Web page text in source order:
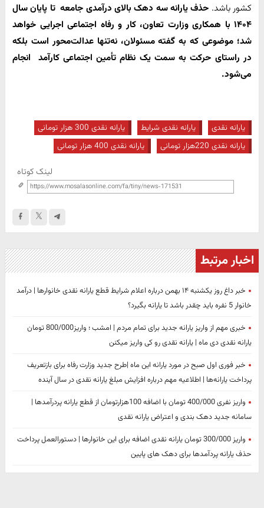
کشور باشد. حذف یارانه سه دهک بالای درآمدی جامعه تا پایان سال
۱۴۰۴ با همکاری وزارت تعاون، کار و رفاه اجتماعی اجرایی خواهد
شد؛ موضوعی که به گفته مسئولان، نه‌تنها عدالت‌محور است بلکه
در راستای حرکت به سمت یک نظام تأمین اجتماعی کارآمد انجام
می‌شود.
یارانه نقدی یارانه نقدی شرایط
یارانه نقدی 300 هزار تومانی
یارانه نقدی 220هزار تومانی
یارانه نقدی 400 هزار تومانی
لینک کوتاه
اخبار مرتبط
خبر داغ روز یکشنبه ۱۴ بهمن درباره اعلام شرایط قطع یارانه نقدی خانوارها | درآمد
خانوار 5 نفره باید چقدر باشد تا یارانه بگیرد؟
خبری مهم از واریز یارانه جدید برای تمام مردم | امشب ؛ واریز800/000 تومان
یارانه نقدی دی ماه | یارانه نقدی رو کی واریز میکنن
خبر فوری اول صبح در مورد یارانه این ماه |طرح جدید وزارت رفاه برای بازتعریف
پرداخت یارانه‌ها | اطلاعیه مهم درباره افزایش مبلغ یارانه نقدی در سال آینده
واریز نفری 400/000 تومان با اضافه 100هزارتومان از قطع یارانه پردرآمدها |
سامانه جدید دهک بندی و اعتراض یارانه نقدی
واریز 300/000 تومان یارانه نقدی اضافه برای این خانوارها | دستورالعمل پرداخت
حذف یارانه پردآمدها برای دهک های پایین